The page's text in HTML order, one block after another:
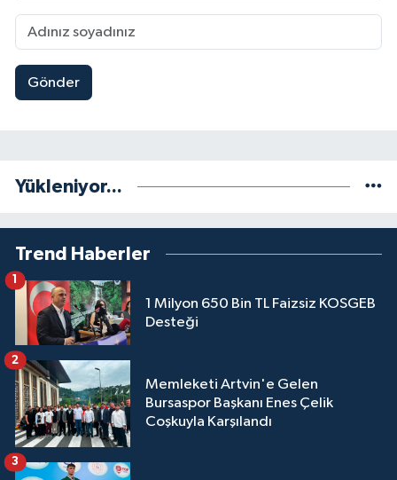
Gönder
Yükleniyor...
Trend Haberler
1 Milyon 650 Bin TL Faizsiz KOSGEB
Desteği
1
Memleketi Artvin'e Gelen
Bursaspor Başkanı Enes Çelik
Coşkuyla Karşılandı
2
3